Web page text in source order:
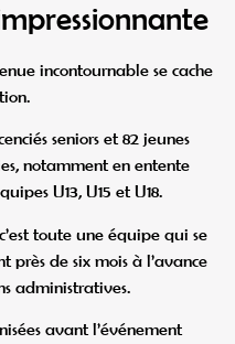
incontournable se cache
seniors et 82 jeunes
notamment en entente
U13, U15 et U18.
toute une équipe qui se
près de six mois à l’avance
administratives.
avant l’événement